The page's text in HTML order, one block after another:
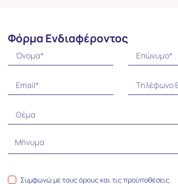
Φόρμα Ενδιαφέροντος
Συμφωνώ με τουςόρους και τις προϋποθέσεις.